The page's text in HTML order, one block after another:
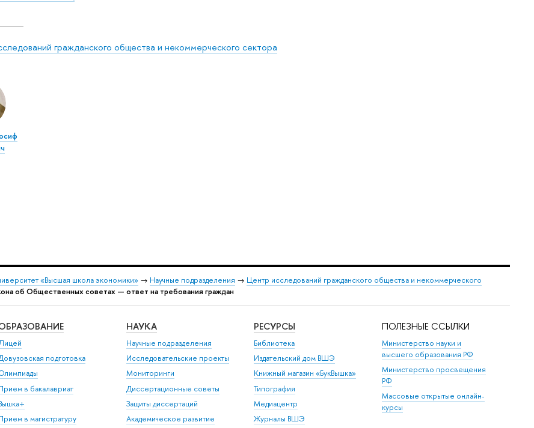
гражданского общества и некоммерческого сектора
«Высшая школа экономики» → Научные подразделения → Центр исследований гражданского общества и некоммерческого
об Общественных советах — ответ на требования граждан
подготовка
в бакалавриат
в магистратуру
НАУКА
Научные подразделения
Исследовательские проекты
Мониторинги
Диссертационные советы
Защиты диссертаций
Академическое развитие
РЕСУРСЫ
Библиотека
Издательский дом ВШЭ
Книжный магазин «БукВышка»
Типография
Медиацентр
Журналы ВШЭ
ПОЛЕЗНЫЕ ССЫЛКИ
Министерство науки и
высшего образования РФ
Министерство просвещения
РФ
Массовые открытые онлайн-
курсы